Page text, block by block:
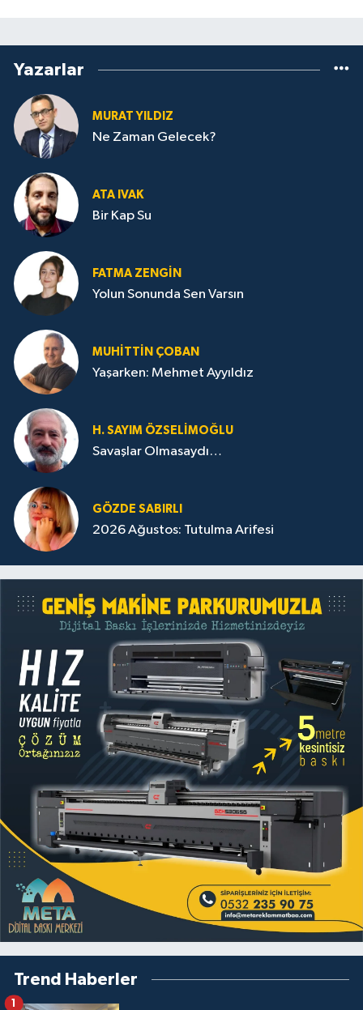
Yazarlar
MURAT YILDIZ
Ne Zaman Gelecek?
ATA IVAK
Bir Kap Su
FATMA ZENGIN
Yolun Sonunda Sen Varsın
MUHITTIN ÇOBAN
Yaşarken: Mehmet Ayyıldız
H. SAYIM ÖZSELİMOĞLU
Savaşlar Olmasaydı…
GÖZDE SABIRLI
2026 Ağustos: Tutulma Arifesi
Trend Haberler
1